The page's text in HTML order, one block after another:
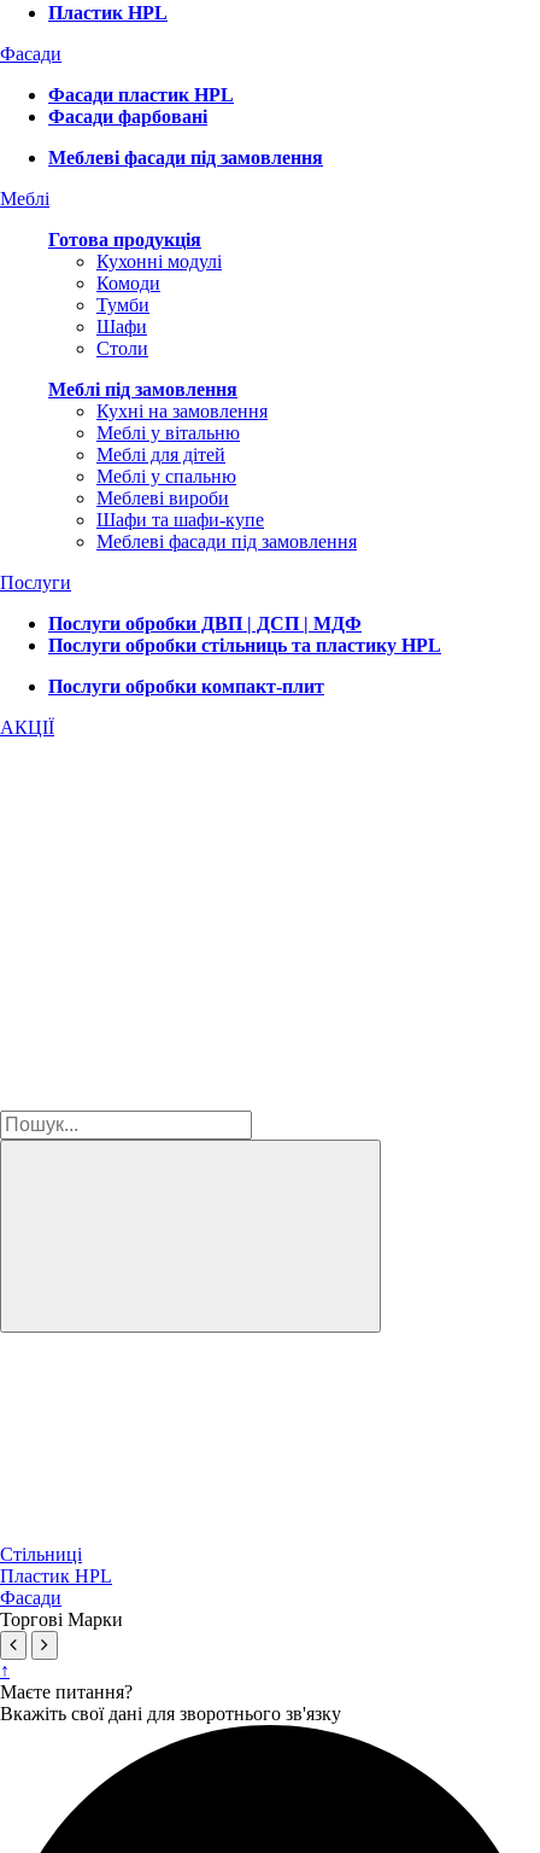
Пластик HPL
Фасади
Фасади пластик HPL
Фасади фарбовані
Меблеві фасади під замовлення
Меблі
Готова продукція
Кухонні модулі
Комоди
Тумби
Шафи
Столи
Меблі під замовлення
Кухні на замовлення
Меблі у вітальню
Меблі для дітей
Меблі у спальню
Меблеві вироби
Шафи та шафи-купе
Меблеві фасади під замовлення
Послуги
Послуги обробки ДВП | ДСП | МДФ
Послуги обробки стільниць та пластику HPL
Послуги обробки компакт-плит
АКЦІЇ
Стільниці
Пластик HPL
Фасади
Торгові Марки
↑
Маєте питання?
Вкажіть свої дані для зворотнього зв'язку